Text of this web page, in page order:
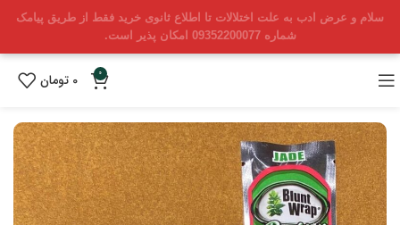
سلام و عرض ادب به علت اختلالات تا اطلاع ثانوی خرید فقط از طریق پیامک
شماره 09352200077 امکان پذیر است.
0
0 تومان